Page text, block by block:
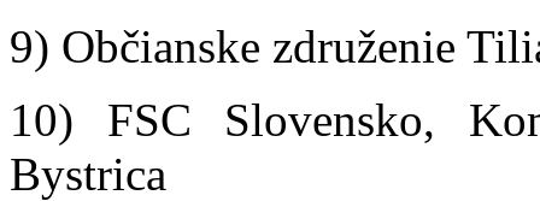
9) Občianske združenie
10) FSC Slovensko,
Bystrica